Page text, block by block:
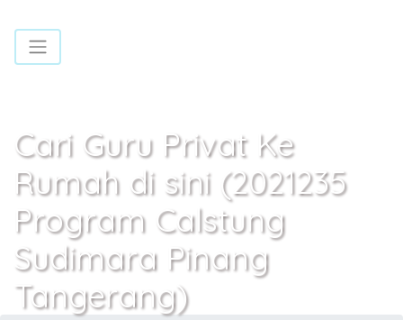
Cari Guru Privat Ke
Rumah di sini (2021235
Program Calstung
Sudimara Pinang
Tangerang)